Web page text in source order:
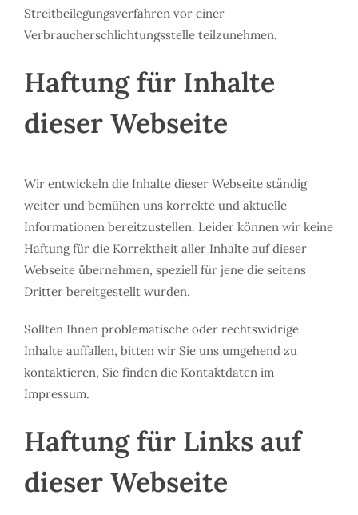
Streitbeilegungsverfahren vor einer
Verbraucherschlichtungsstelle teilzunehmen.
Haftung für Inhalte
dieser Webseite
Wir entwickeln die Inhalte dieser Webseite ständig
weiter und bemühen uns korrekte und aktuelle
Informationen bereitzustellen. Leider können wir keine
Haftung für die Korrektheit aller Inhalte auf dieser
Webseite übernehmen, speziell für jene die seitens
Dritter bereitgestellt wurden.
Sollten Ihnen problematische oder rechtswidrige
Inhalte auffallen, bitten wir Sie uns umgehend zu
kontaktieren, Sie finden die Kontaktdaten im
Impressum.
Haftung für Links auf
dieser Webseite